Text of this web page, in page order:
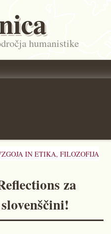
humanistike
IN ETIKA, FILOZOFIJA
za